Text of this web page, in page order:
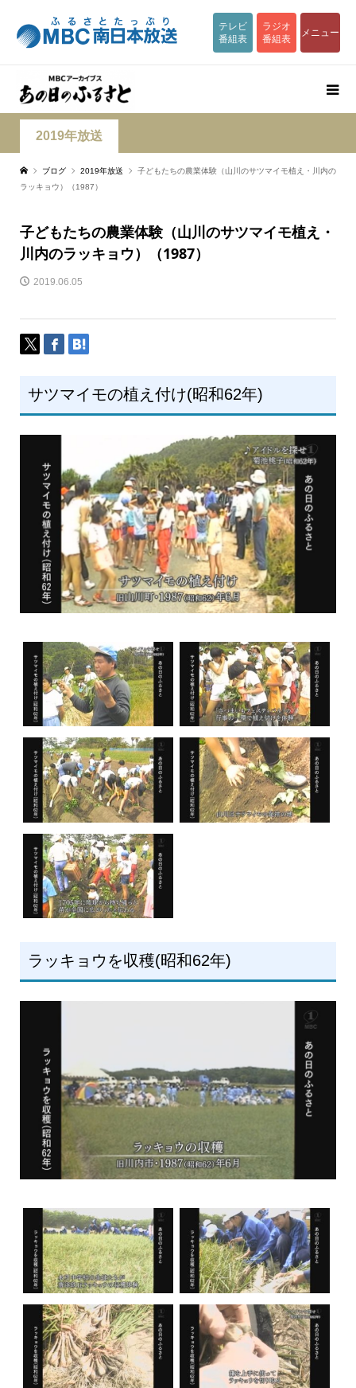
テレビ
番組表
ラジオ
番組表
メニュー
2019年放送
ブログ 2019年放送
子どもたちの農業体験（山川のサツマイモ植え・川内の
ラッキョウ）（1987）
子どもたちの農業体験（山川のサツマイモ植え・
川内のラッキョウ）（1987）
2019.06.05
サツマイモの植え付け(昭和62年)
ラッキョウを収穫(昭和62年)